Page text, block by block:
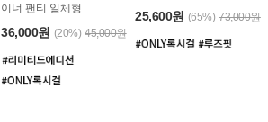
이너 팬티 일체형
36,000원 (20%) 45,000원
25,600원 (65%) 73,000원